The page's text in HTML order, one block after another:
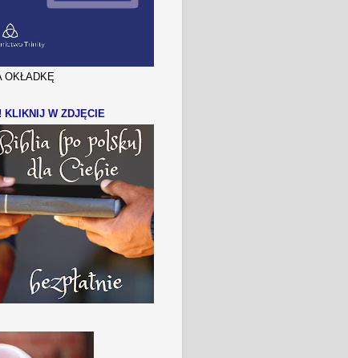
OKŁADKĘ
KLIKNIJ W ZDJĘCIE